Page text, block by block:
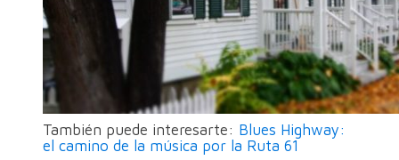
También puede interesarte: Blues Highway:
el camino de la música por la Ruta 61